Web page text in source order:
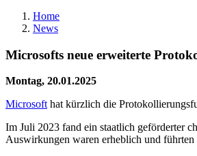
Home
News
Microsofts neue erweiterte
Montag, 20.01.2025
Microsofthat kürzlich die
Im Juli 2023 fand ein staatlich geförderter
Auswirkungen waren erheblich und